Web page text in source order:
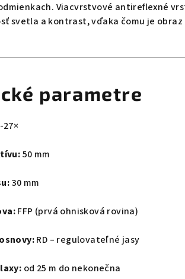
Viacvrstvové antireflexné
svetla a kontrast, vďaka čomu je
parametre
27×
50 mm
30 mm
FFP (prvá ohnisková rovina)
RD – regulovateľné jasy
od 25 m do nekonečna